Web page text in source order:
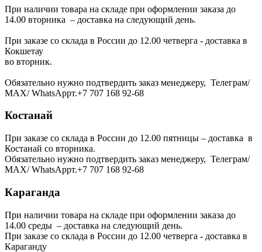
При наличии товара на складе при оформлении заказа до
14.00 вторника – доставка на следующий день.
При заказе со склада в России до 12.00 четверга - доставка в
Кокшетау
во вторник.
Обязательно нужно подтвердить заказ менеджеру, Телеграм/
МАХ/ WhatsAppт.+7 707 168 92-68
Костанай
При заказе со склада в России до 12.00 пятницы – доставка в
Костанай со вторника.
Обязательно нужно подтвердить заказ менеджеру, Телеграм/
МАХ/ WhatsAppт.+7 707 168 92-68
Караганда
При наличии товара на складе при оформлении заказа до
14.00 среды – доставка на следующий день.
При заказе со склада в России до 12.00 четверга - доставка в
Караганду